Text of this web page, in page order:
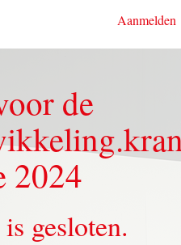
Aanmelden
de
2024
gesloten.